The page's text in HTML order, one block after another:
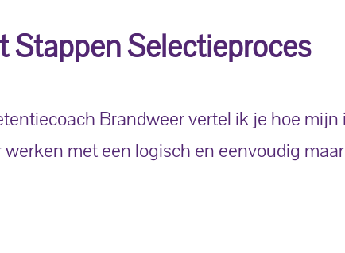
Stappen Selectieproces
Brandweer vertel ik je hoe mijn
met een logisch en eenvoudig